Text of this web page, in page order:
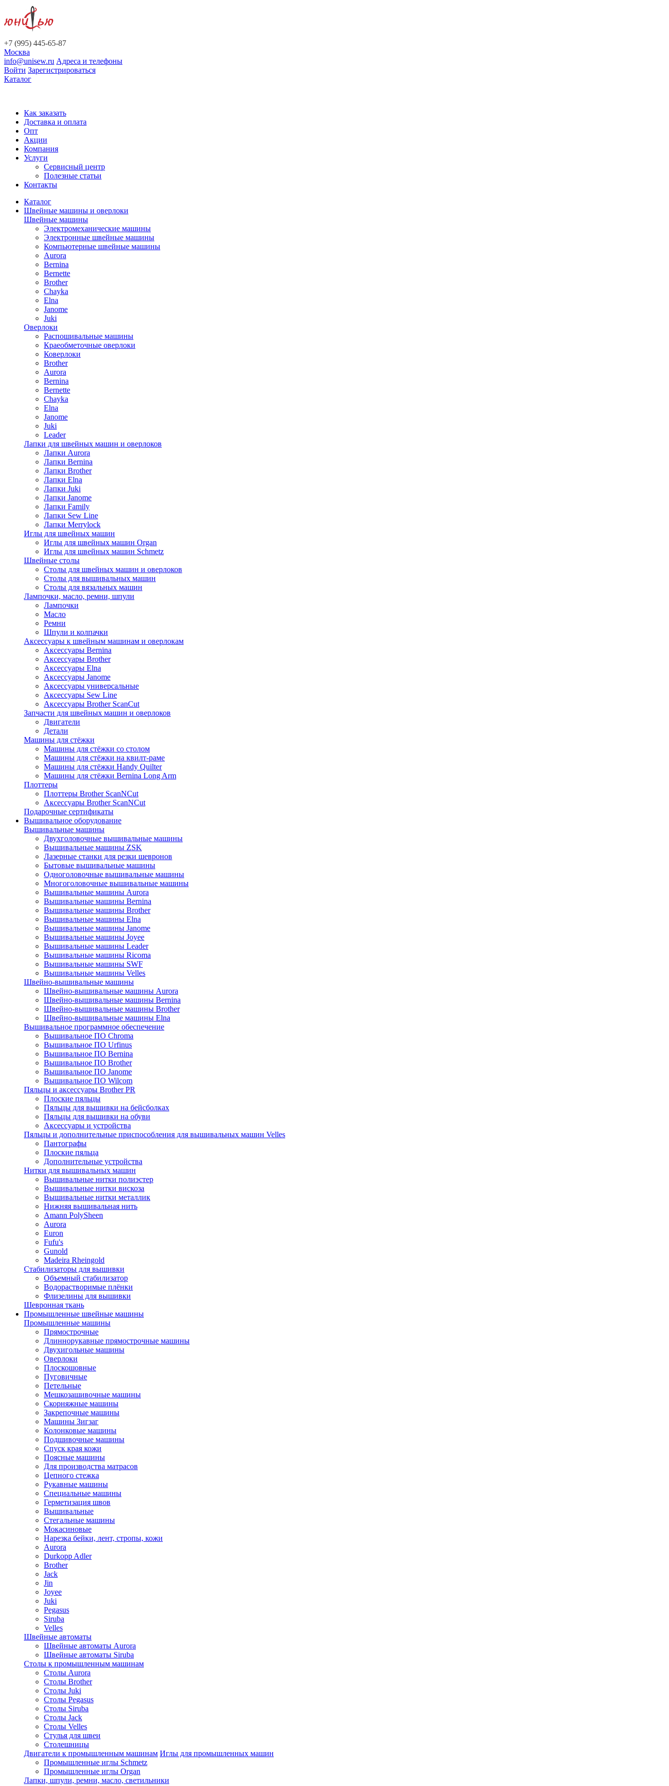
+7 (995) 445-65-87
Москва
info@unisew.ru Адреса и телефоны
Войти Зарегистрироваться
Каталог
Как заказать
Доставка и оплата
Опт
Акции
Компания
Услуги
Сервисный центр
Полезные статьи
Контакты
Каталог
Швейные машины и оверлоки
Швейные машины
Электромеханические машины
Электронные швейные машины
Компьютерные швейные машины
Aurora
Bernina
Bernette
Brother
Chayka
Elna
Janome
Juki
Оверлоки
Распошивальные машины
Краеобметочные оверлоки
Коверлоки
Brother
Aurora
Bernina
Bernette
Chayka
Elna
Janome
Juki
Leader
Лапки для швейных машин и оверлоков
Лапки Aurora
Лапки Bernina
Лапки Brother
Лапки Elna
Лапки Juki
Лапки Janome
Лапки Family
Лапки Sew Line
Лапки Merrylock
Иглы для швейных машин
Иглы для швейных машин Organ
Иглы для швейных машин Schmetz
Швейные столы
Столы для швейных машин и оверлоков
Столы для вышивальных машин
Столы для вязальных машин
Лампочки, масло, ремни, шпули
Лампочки
Масло
Ремни
Шпули и колпачки
Аксессуары к швейным машинам и оверлокам
Аксессуары Bernina
Аксессуары Brother
Аксессуары Elna
Аксессуары Janome
Аксессуары универсальные
Аксессуары Sew Line
Аксессуары Brother ScanCut
Запчасти для швейных машин и оверлоков
Двигатели
Детали
Машины для стёжки
Машины для стёжки со столом
Машины для стёжки на квилт-раме
Машины для стёжки Handy Quilter
Машины для стёжки Bernina Long Arm
Плоттеры
Плоттеры Brother ScanNCut
Аксессуары Brother ScanNCut
Подарочные сертификаты
Вышивальное оборудование
Вышивальные машины
Двухголовочные вышивальные машины
Вышивальные машины ZSK
Лазерные станки для резки шевронов
Бытовые вышивальные машины
Одноголовочные вышивальные машины
Многоголовочные вышивальные машины
Вышивальные машины Aurora
Вышивальные машины Bernina
Вышивальные машины Brother
Вышивальные машины Elna
Вышивальные машины Janome
Вышивальные машины Joyee
Вышивальные машины Leader
Вышивальные машины Ricoma
Вышивальные машины SWF
Вышивальные машины Velles
Швейно-вышивальные машины
Швейно-вышивальные машины Aurora
Швейно-вышивальные машины Bernina
Швейно-вышивальные машины Brother
Швейно-вышивальные машины Elna
Вышивальное программное обеспечение
Вышивальное ПО Chroma
Вышивальное ПО Urfinus
Вышивальное ПО Bernina
Вышивальное ПО Brother
Вышивальное ПО Janome
Вышивальное ПО Wilcom
Пяльцы и аксессуары Brother PR
Плоские пяльцы
Пяльцы для вышивки на бейсболках
Пяльцы для вышивки на обуви
Аксессуары и устройства
Пяльцы и дополнительные приспособления для вышивальных машин Velles
Пантографы
Плоские пяльца
Дополнительные устройства
Нитки для вышивальных машин
Вышивальные нитки полиэстер
Вышивальные нитки вискоза
Вышивальные нитки металлик
Нижняя вышивальная нить
Amann PolySheen
Aurora
Euron
Fufu's
Gunold
Madeira Rheingold
Стабилизаторы для вышивки
Объемный стабилизатор
Водорастворимые плёнки
Флизелины для вышивки
Шевронная ткань
Промышленные швейные машины
Промышленные машины
Прямострочные
Длиннорукавные прямострочные машины
Двухигольные машины
Оверлоки
Плоскошовные
Пуговичные
Петельные
Мешкозашивочные машины
Скорняжные машины
Закрепочные машины
Машины Зигзаг
Колонковые машины
Подшивочные машины
Спуск края кожи
Поясные машины
Для производства матрасов
Цепного стежка
Рукавные машины
Специальные машины
Герметизация швов
Вышивальные
Стегальные машины
Мокасиновые
Нарезка бейки, лент, стропы, кожи
Aurora
Durkopp Adler
Brother
Jack
Jin
Joyee
Juki
Pegasus
Siruba
Velles
Швейные автоматы
Швейные автоматы Aurora
Швейные автоматы Siruba
Столы к промышленным машинам
Столы Aurora
Столы Brother
Столы Juki
Столы Pegasus
Столы Siruba
Столы Jack
Столы Velles
Стулья для швеи
Столешницы
Двигатели к промышленным машинам Иглы для промышленных машин
Промышленные иглы Schmetz
Промышленные иглы Organ
Лапки, шпули, ремни, масло, светильники